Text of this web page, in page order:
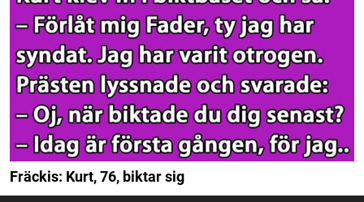
Fräckis: Kurt, 76, biktar sig